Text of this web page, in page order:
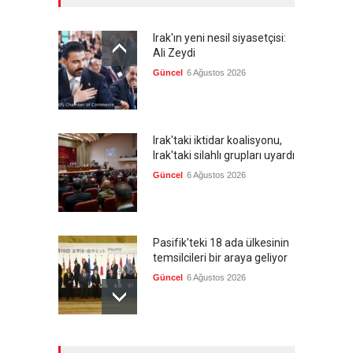
Irak'ın yeni nesil siyasetçisi:
Ali Zeydi
Güncel 6 Ağustos 2026
Irak'taki iktidar koalisyonu,
Irak'taki silahlı grupları uyardı
Güncel 6 Ağustos 2026
Pasifik'teki 18 ada ülkesinin
temsilcileri bir araya geliyor
Güncel 6 Ağustos 2026